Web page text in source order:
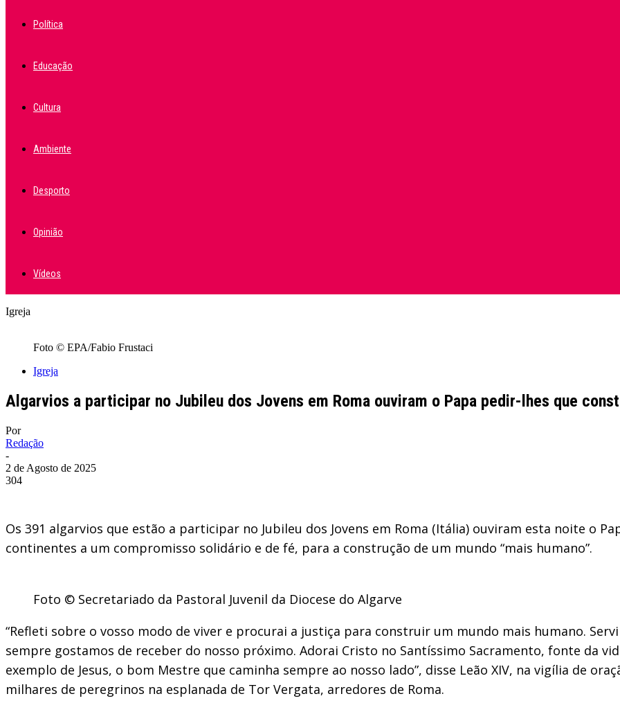
Política
Educação
Cultura
Ambiente
Desporto
Opinião
Vídeos
Igreja
Foto © EPA/Fabio Frustaci
Igreja
Algarvios a participar no Jubileu dos Jovens em Roma ouviram o Papa pedir-lhes que
Por
Redação
-
2 de Agosto de 2025
304
Os 391 algarvios que estão a participar no Jubileu dos Jovens em Roma (Itália) ouviram esta noite o
continentes a um compromisso solidário e de fé, para a construção de um mundo “mais humano”.
Foto © Secretariado da Pastoral Juvenil da Diocese do Algarve
“Refleti sobre o vosso modo de viver e procurai a justiça para construir um mundo mais humano.
sempre gostamos de receber do nosso próximo. Adorai Cristo no Santíssimo Sacramento, fonte da
exemplo de Jesus, o bom Mestre que caminha sempre ao nosso lado”, disse Leão XIV, na vigília de
milhares de peregrinos na esplanada de Tor Vergata, arredores de Roma.